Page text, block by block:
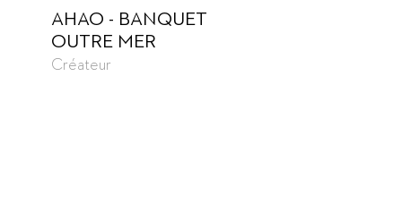
AHAO - BANQUET
OUTRE MER
Créateur